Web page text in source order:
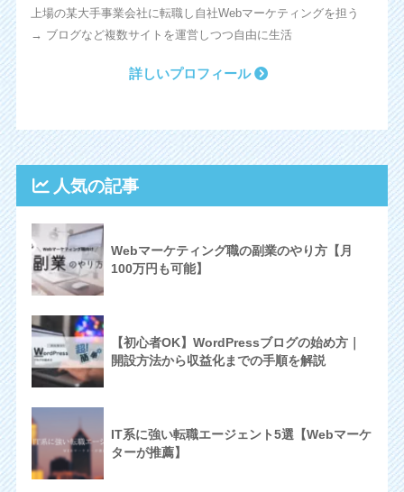
上場の某大手事業会社に転職し自社Webマーケティングを担う
→ ブログなど複数サイトを運営しつつ自由に生活
詳しいプロフィール
人気の記事
Webマーケティング職の副業のやり方【月
100万円も可能】
【初心者OK】WordPressブログの始め方｜
開設方法から収益化までの手順を解説
IT系に強い転職エージェント5選【Webマーケ
ターが推薦】